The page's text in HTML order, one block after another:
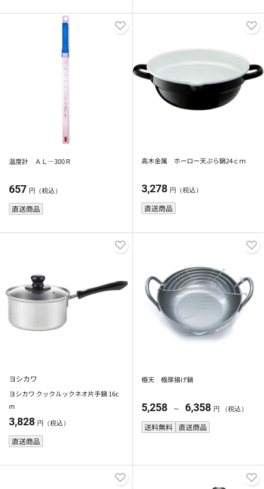
温度計 ＡＬ―300Ｒ
657 円（税込）
直送商品
高木金属 ホーロー天ぷら鍋24ｃｍ
3,278 円（税込）
直送商品
ヨシカワ
ヨシカワ クックルックネオ片手鍋 16c
m
3,828 円（税込）
直送商品
極天 極厚揚げ鍋
5,258 ～ 6,358 円 （税込）
送料無料 直送商品